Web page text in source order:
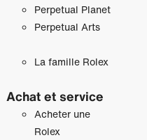
Perpetual Planet
Perpetual Arts
La famille Rolex
Achat et service
Acheter une
Rolex